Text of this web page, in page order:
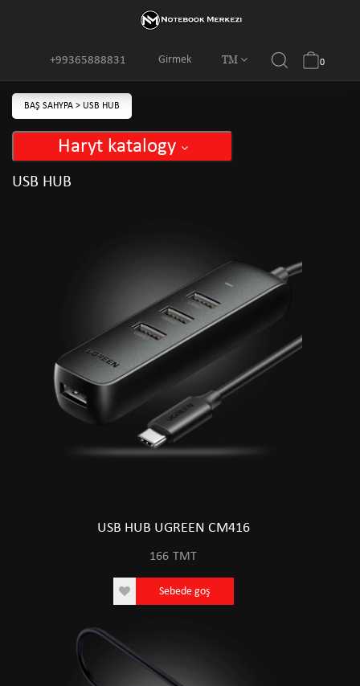
Girmek TM
+99365888831 0
BAŞ SAHYPA > USB HUB
Haryt katalogy
USB HUB
USB HUB UGREEN CM416
166 TMT
Sebede goş